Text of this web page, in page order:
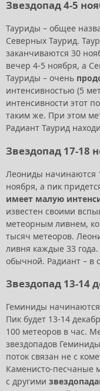
Звездопад 4-5
Тауриды – общее
Северных Таурид.
заканчиваются 30
вечер 4-5 ноября, а
Тауриды – очень
интенсивностью (5
интенсивности этот
таким же. При этом
Радиант Таурид
Звездопад 17-18
Леониды начинаются
ноября, а пик
имеет малую
известен своими
метеорным ливнем,
тысяч метеоров.
ливня каждые 33 года.
обычной. Радиант – в
Звездопад 13-14
Геминиды
Пик будет 13-14
100 метеоров в час.
звездопадов
поток связан не с
Каменисто-песчаные
с другими